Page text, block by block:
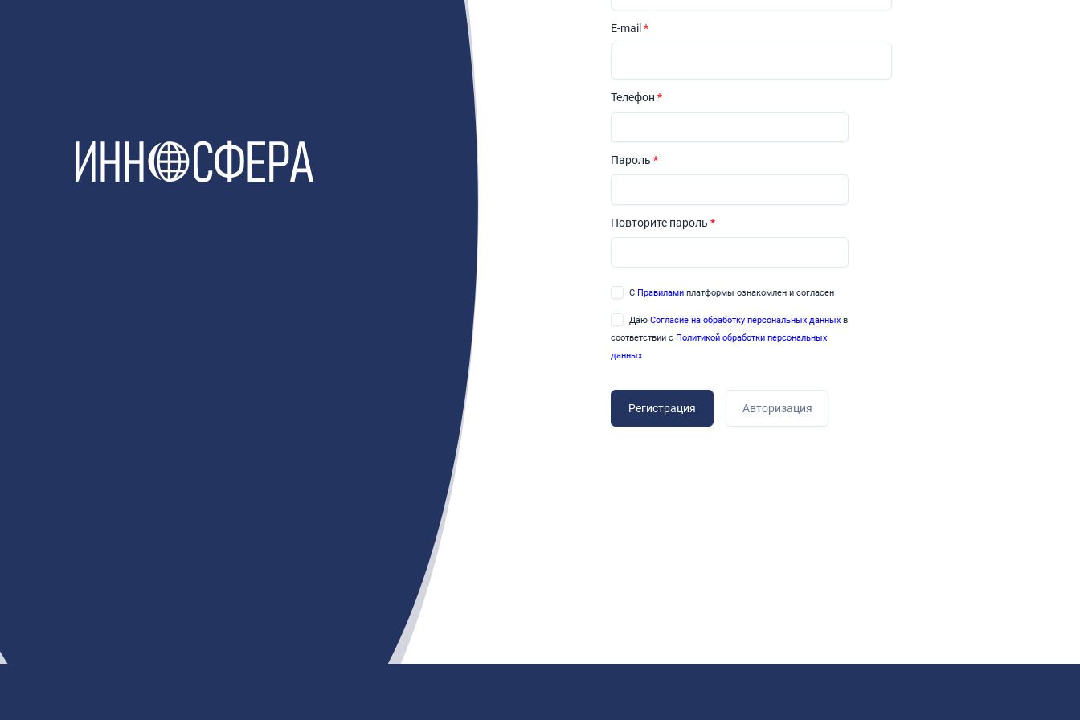
E-mail *
Телефон *
Пароль *
Повторите пароль *
С Правилами платформы ознакомлен и согласен
Даю Согласие на обработку персональных данных в
соответствии с Политикой обработки персональных
данных
Регистрация Авторизация